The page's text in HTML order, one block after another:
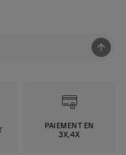
PAIEMENT EN
3X,4X